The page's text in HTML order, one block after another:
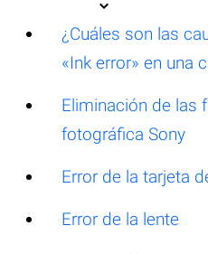
¿Cuáles son las
«Ink error» en una
Eliminación de las
fotográfica Sony
Error de la tarjeta
Error de la lente